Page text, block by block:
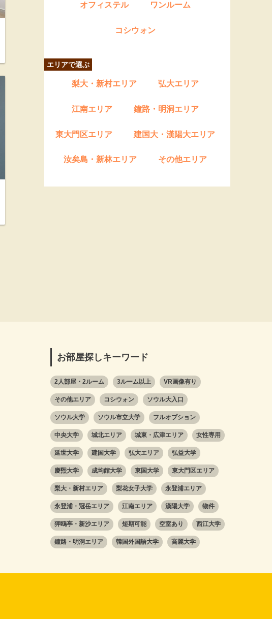
オフィステル ワンルーム
コシウォン
エリアで選ぶ
梨大・新村エリア 弘大エリア
江南エリア 鐘路・明洞エリア
東大門区エリア 建国大・漢陽大エリア
汝矣島・新林エリア その他エリア
お部屋探しキーワード
2人部屋・2ルーム 3ルーム以上 VR画像有り
その他エリア コシウォン ソウル大入口
ソウル大学 ソウル市立大学 フルオプション
中央大学 城北エリア 城東・広津エリア 女性専用
延世大学 建国大学 弘大エリア 弘益大学
慶煕大学 成均館大学 東国大学 東大門区エリア
梨大・新村エリア 梨花女子大学 永登浦エリア
永登浦・冠岳エリア 江南エリア 漢陽大学 物件
狎鴎亭・新沙エリア 短期可能 空室あり 西江大学
鐘路・明洞エリア 韓国外国語大学 高麗大学